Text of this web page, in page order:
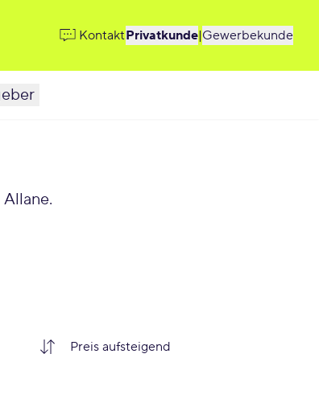
KontaktPrivatkunde|Gewerbekunde